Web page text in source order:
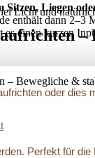
Licht und
– Bewegliche &
Sitzen, Liegen
enthält dann
einen kurzen
oder dies
Perfekt für